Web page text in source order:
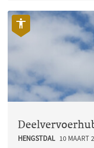
HENGSTDAL 10 MAART